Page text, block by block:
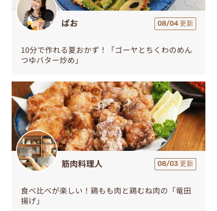
ぱお 08/04 更新
10分で作れる夏おかず！「ゴーヤとちくわのめん
つゆバター炒め」
筋肉料理人 08/03 更新
食べ比べが楽しい！鶏もも肉と鶏むね肉の「竜田
揚げ」